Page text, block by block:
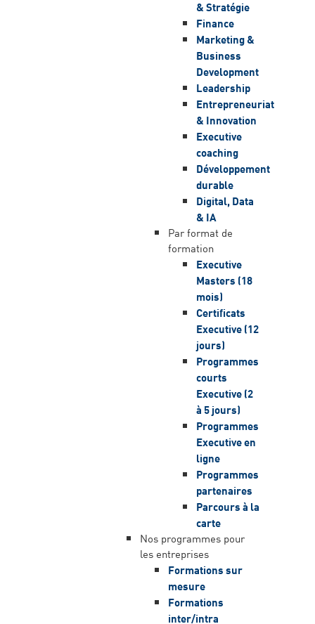
& Stratégie
Finance
Marketing &
Business
Development
Leadership
Entrepreneuriat
& Innovation
Executive
coaching
Développement
durable
Digital, Data
& IA
Par format de
formation
Executive
Masters (18
mois)
Certificats
Executive (12
jours)
Programmes
courts
Executive (2
à 5 jours)
Programmes
Executive en
ligne
Programmes
partenaires
Parcours à la
carte
Nos programmes pour
les entreprises
Formations sur
mesure
Formations
inter/intra